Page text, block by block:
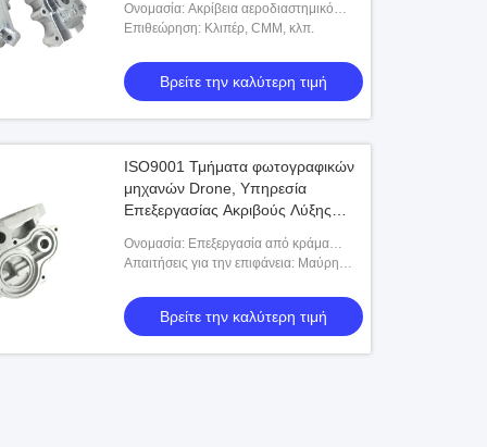
Ονομασία: Ακρίβεια αεροδιαστημικό
CNC που επεξεργάζεται τους
Επιθεώρηση: Κλιπέρ, CMM, κλπ.
Βρείτε την καλύτερη τιμή
ISO9001 Τμήματα φωτογραφικών
μηχανών Drone, Υπηρεσία
Επεξεργασίας Ακριβούς Λύξης
Ονομασία: Επεξεργασία από κράμα
μαγνησίου ακριβείας
Απαιτήσεις για την επιφάνεια: Μαύρη
γυάλισμα και μπορεί να προσαρμοστεί.
Βρείτε την καλύτερη τιμή